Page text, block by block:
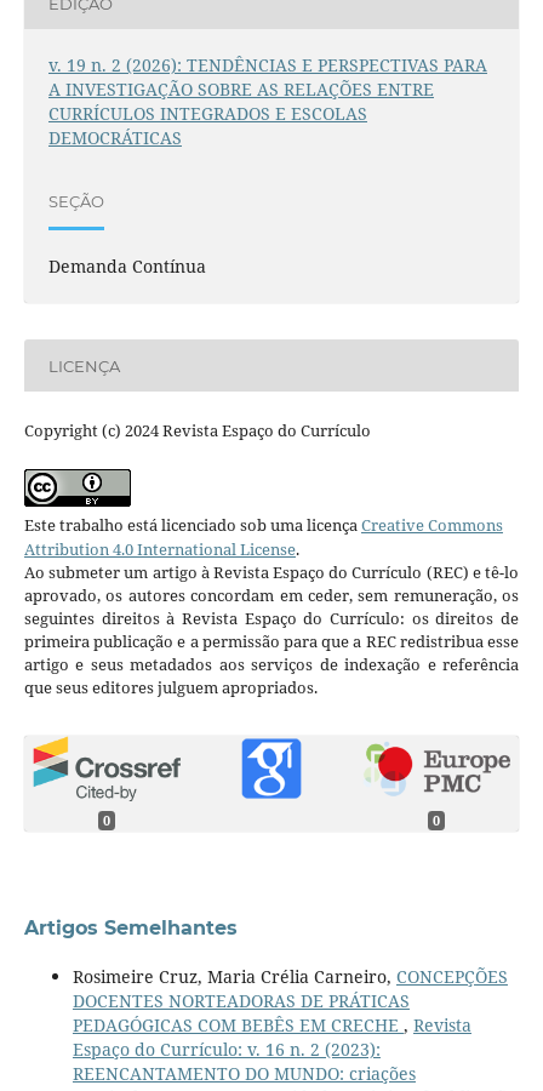
v. 19 n. 2 (2026): TENDÊNCIAS E PERSPECTIVAS PARA
A INVESTIGAÇÃO SOBRE AS RELAÇÕES ENTRE
CURRÍCULOS INTEGRADOS E ESCOLAS
DEMOCRÁTICAS
SEÇÃO
Demanda Contínua
LICENÇA
Copyright (c) 2024 Revista Espaço do Currículo
Este trabalho está licenciado sob uma licençaCreative Commons
Attribution 4.0 International License.
Ao submeter um artigo à Revista Espaço do Currículo (REC) e tê-lo
aprovado, os autores concordam em ceder, sem remuneração, os
seguintes direitos à Revista Espaço do Currículo: os direitos de
primeira publicação e a permissão para que a REC redistribua esse
artigo e seus metadados aos serviços de indexação e referência
que seus editores julguem apropriados.
0 0
Artigos Semelhantes
Rosimeire Cruz, Maria Crélia Carneiro, CONCEPÇÕES
DOCENTES NORTEADORAS DE PRÁTICAS
PEDAGÓGICAS COM BEBÊS EM CRECHE , Revista
Espaço do Currículo: v. 16 n. 2 (2023):
REENCANTAMENTO DO MUNDO: criações